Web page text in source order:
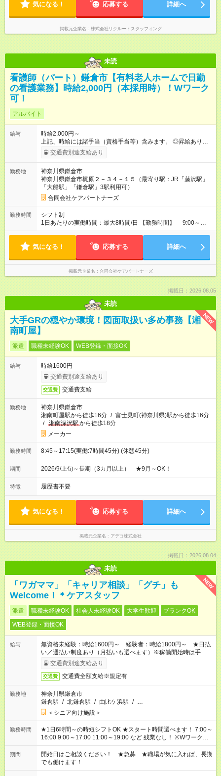
気になる！ 応募する 詳細へ
掲載元企業名 株式会社リクルートスタッフィング
未読
看護師（パート）鎌倉市【有料老人ホームで日勤
の看護業務】時給2,000円（本採用時）！Wワーク
可！
アルバイト
給与
時給2,000円～
上記、時給には諸手当（資格手当等）含みます。 ◎昇給あり
（年1回） 【試用期間】試用期間あり 試用期間の長さ：6ヶ月
※ 雇用形態と給与に、本採用時と異なる部分があります。 雇用
間中は上記時給（その他の条件変更はなし）
交通費別途支給あり
勤務地
神奈川県鎌倉市
神奈川県鎌倉市梶原２－３４－１５（最寄り駅：JR「藤沢駅」
「大船駅」「鎌倉駅」3駅利用可）
合同会社ケアパートナーズ
勤務時間
シフト制
1日あたりの実働時間：最大8時間/日 【勤務時間】 9:00～
17:30 （休憩1時間） ※利用者状況により勤務時間が30分程、前
時で上がれます。
気になる！ 応募する 詳細へ
掲載元企業名 合同会社ケアパートナーズ
掲載日：2026.08.05
未読
NEW
大手GRの穏やか環境！図面取扱い多め事務【湘
南町屋】
派遣 職種未経験OK WEB登録・面接OK
給与
時給1600円
交通費別途支給あり
交通費 交通費支給
勤務地
神奈川県鎌倉市
湘南町屋駅から徒歩16分 / 富士見町(神奈川県)駅から徒歩16分
/ 湘南深沢駅から徒歩18分
メーカー
勤務時間 8:45～17:15(実働:7時間45分) (休憩45分)
期間 2026/9/上旬～長期（3カ月以上） ★9月～OK！
特徴 履歴書不要
気になる！ 応募する 詳細へ
掲載元企業名 アデコ株式会社
掲載日：2026.08.04
未読
NEW
「ワガママ」「キャリア相談」「グチ」も
Welcome！＊ケアスタッフ
派遣 職種未経験OK 社会人未経験OK 大学生歓迎
ブランクOK
WEB登録・面接OK
給与
無資格未経験：時給1600円～ 経験者：時給1800円～ ★日払
い／週払い制度あり（月払いも選べます）※稼働開始時は手続き
完了次第のお支払いとなります。
交通費別途支給あり
交通費 交通費全額支給※規定有
勤務地
神奈川県鎌倉市
鎌倉駅 / 北鎌倉駅 / 由比ケ浜駅 / …
＜シニア向け施設＞
勤務時間
★1日6時間～の時短シフトOK ★スタート時間選べます！ 7:00～
16:00 9:00～17:00 11:00～19:00 など 残業なし！ ※Wワークの
場合、他のお仕事と合わせ週40時間超の就業はご案内できませ
ん ※法令に基づき、週20時間以上勤務は社会保険への加入対象
となります ※労働者派遣法（日雇い派遣の原則禁止）により、
短時間・短期間の就業はご案内が難しい場合があります
期間
開始日はご相談ください！ ★急募 ★職場が気に入れば、長期
でも働けます！